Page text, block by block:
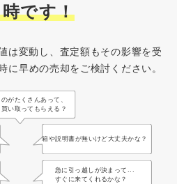
です！
は変動し、査定額もその影響を受
に早めの売却をご検討ください。
がたくさんあって、
買い取ってもらえる？
箱や説明書が無いけど大丈夫かな？
急に引っ越しが決まって...
すぐに来てくれるかな？